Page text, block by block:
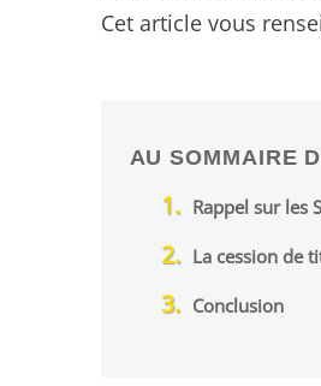
Cet article vous
AU SOMMAIRE
Rappel sur les
La cession de
Conclusion